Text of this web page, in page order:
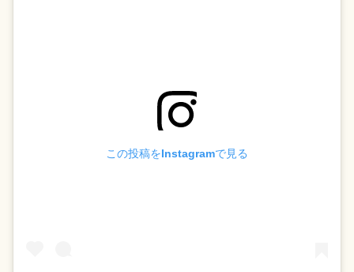
この投稿をInstagramで見る